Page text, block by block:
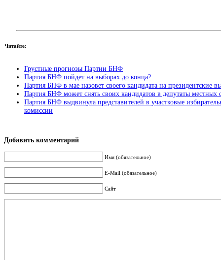
Читайте:
Грустные прогнозы Партии БНФ
Партия БНФ пойдет на выборах до конца?
Партия БНФ в мае назовет своего кандидата на президентские
Партия БНФ может снять своих кандидатов в депутаты местных
Партия БНФ выдвинула представителей в участковые
комиссии
Добавить комментарий
Имя (обязательное)
E-Mail (обязательное)
Сайт